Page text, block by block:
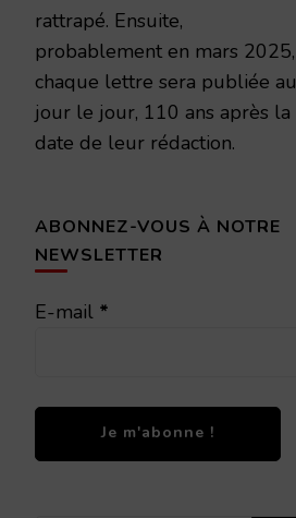
rattrapé. Ensuite,
probablement en mars 2025,
chaque lettre sera publiée au
jour le jour, 110 ans après la
date de leur rédaction.
ABONNEZ-VOUS À NOTRE
NEWSLETTER
E-mail *